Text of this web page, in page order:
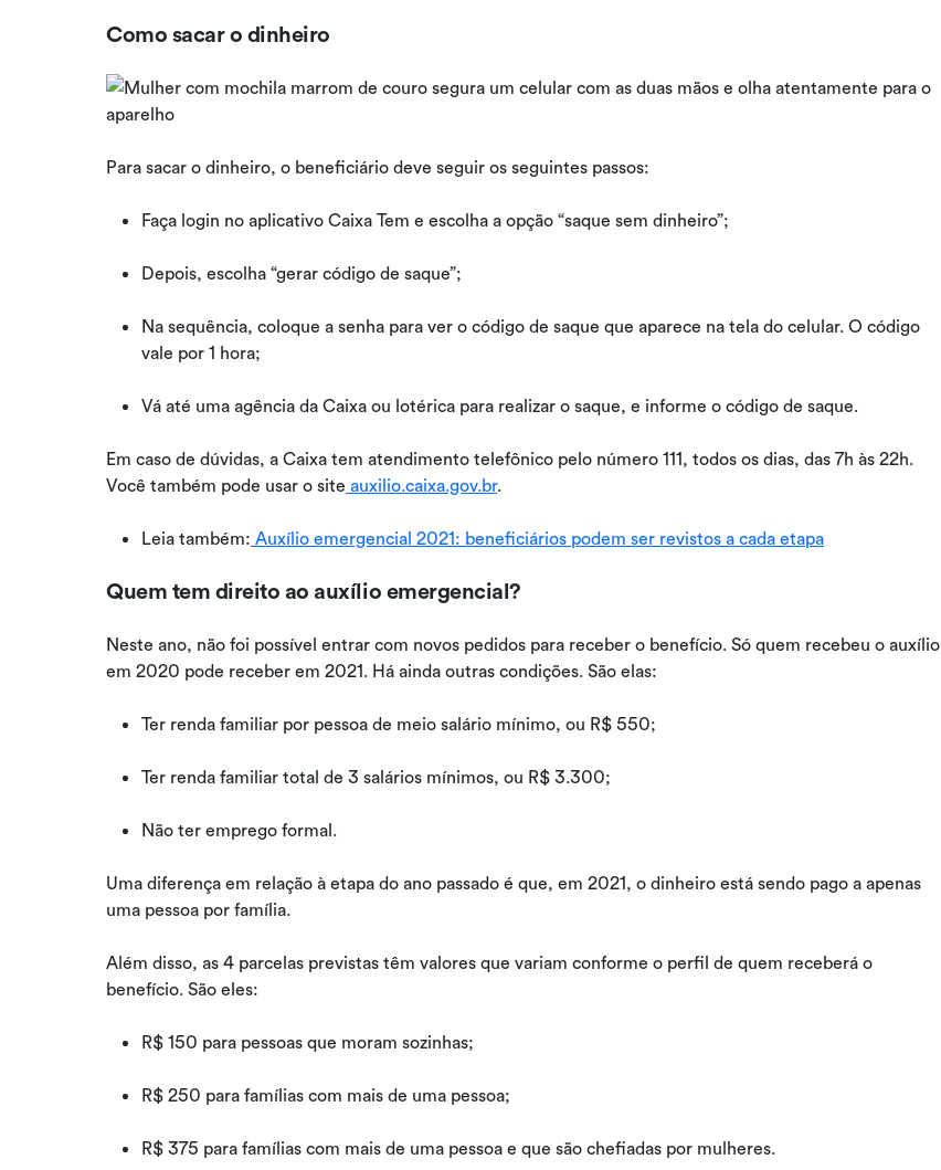
Como sacar o dinheiro
Para sacar o dinheiro, o beneficiário deve seguir os seguintes passos:
Faça login no aplicativo Caixa Tem e escolha a opção “saque sem dinheiro”;
Depois, escolha “gerar código de saque”;
Na sequência, coloque a senha para ver o código de saque que aparece na tela do celular. O código
vale por 1 hora;
Vá até uma agência da Caixa ou lotérica para realizar o saque, e informe o código de saque.
Em caso de dúvidas, a Caixa tem atendimento telefônico pelo número 111, todos os dias, das 7h às 22h.
Você também pode usar o site auxilio.caixa.gov.br.
Leia também: Auxílio emergencial 2021: beneficiários podem ser revistos a cada etapa
Quem tem direito ao auxílio emergencial?
Neste ano, não foi possível entrar com novos pedidos para receber o benefício. Só quem recebeu o auxílio
em 2020 pode receber em 2021. Há ainda outras condições. São elas:
Ter renda familiar por pessoa de meio salário mínimo, ou R$ 550;
Ter renda familiar total de 3 salários mínimos, ou R$ 3.300;
Não ter emprego formal.
Uma diferença em relação à etapa do ano passado é que, em 2021, o dinheiro está sendo pago a apenas
uma pessoa por família.
Além disso, as 4 parcelas previstas têm valores que variam conforme o perfil de quem receberá o
benefício. São eles:
R$ 150 para pessoas que moram sozinhas;
R$ 250 para famílias com mais de uma pessoa;
R$ 375 para famílias com mais de uma pessoa e que são chefiadas por mulheres.